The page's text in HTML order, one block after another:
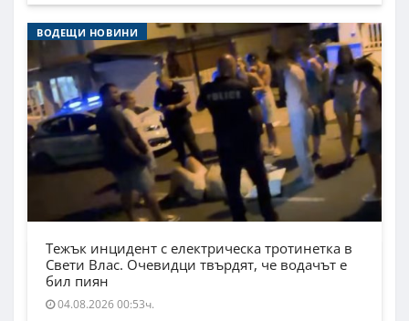
ВОДЕЩИ НОВИНИ
Тежък инцидент с електрическа тротинетка в
Свети Влас. Очевидци твърдят, че водачът е
бил пиян
04.08.2026 00:53ч.